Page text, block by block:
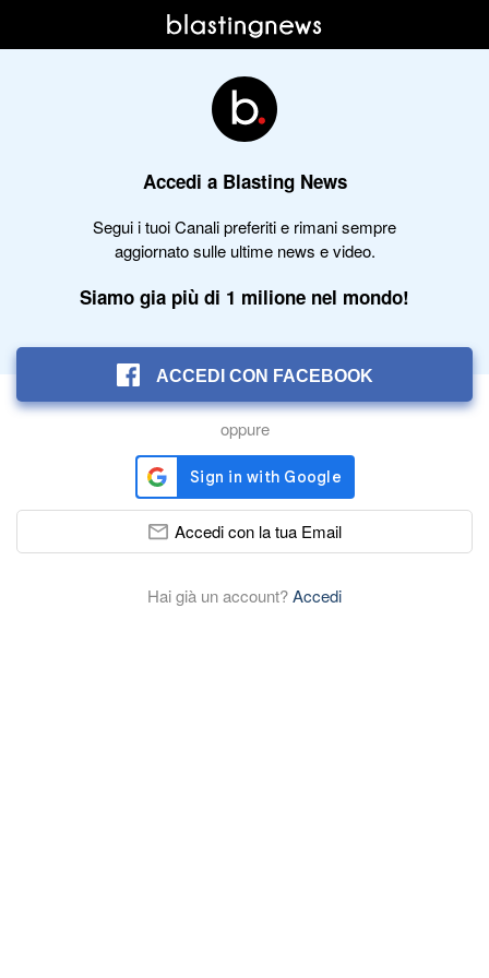
Accedi a Blasting News
Segui i tuoi Canali preferiti e rimani sempre
aggiornato sulle ultime news e video.
Siamo gia più di 1 milione nel mondo!
ACCEDI CON FACEBOOK
oppure
Accedi con la tua Email
Hai già un account?Accedi